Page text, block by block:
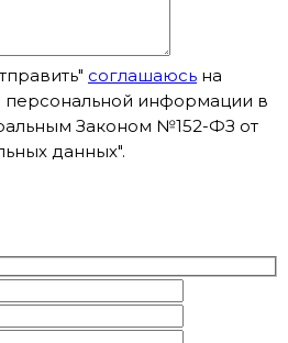
соглашаюсь на
персональной информации в
Законом №152-ФЗ от
данных".